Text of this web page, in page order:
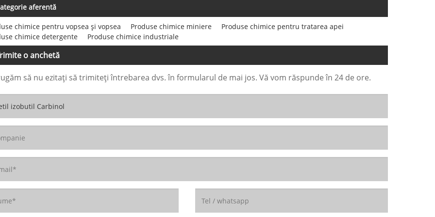
aferentă
chimice pentru vopsea și vopsea Produse chimice miniere
Produse chimice pentru tratarea apei
chimice detergente
Produse chimice industriale
o anchetă
să nu ezitați să trimiteți întrebarea dvs. în formularul de mai jos. Vă vom răspunde în 24 de ore.